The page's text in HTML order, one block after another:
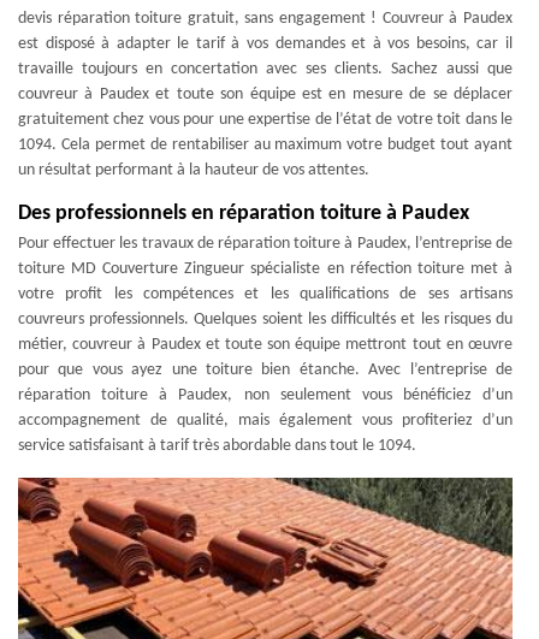
devis réparation toiture gratuit, sans engagement ! Couvreur à Paudex
est disposé à adapter le tarif à vos demandes et à vos besoins, car il
travaille toujours en concertation avec ses clients. Sachez aussi que
couvreur à Paudex et toute son équipe est en mesure de se déplacer
gratuitement chez vous pour une expertise de l’état de votre toit dans le
1094. Cela permet de rentabiliser au maximum votre budget tout ayant
un résultat performant à la hauteur de vos attentes.
Des professionnels en réparation toiture à Paudex
Pour effectuer les travaux de réparation toiture à Paudex, l’entreprise de
toiture MD Couverture Zingueur spécialiste en réfection toiture met à
votre profit les compétences et les qualifications de ses artisans
couvreurs professionnels. Quelques soient les difficultés et les risques du
métier, couvreur à Paudex et toute son équipe mettront tout en œuvre
pour que vous ayez une toiture bien étanche. Avec l’entreprise de
réparation toiture à Paudex, non seulement vous bénéficiez d’un
accompagnement de qualité, mais également vous profiteriez d’un
service satisfaisant à tarif très abordable dans tout le 1094.